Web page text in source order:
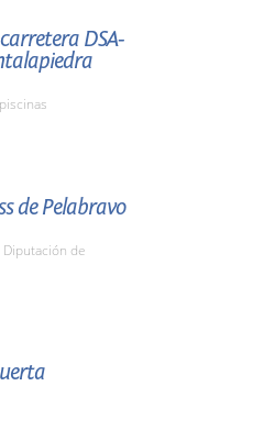
DSA-
de Pelabravo
Diputación de